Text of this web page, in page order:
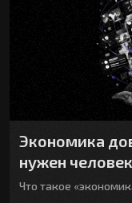
Экономика
нужен человек
Что такое